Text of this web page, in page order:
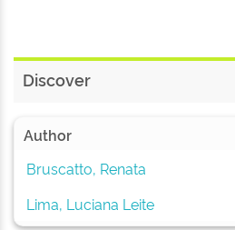
Discover
Author
Bruscatto, Renata
Lima, Luciana Leite